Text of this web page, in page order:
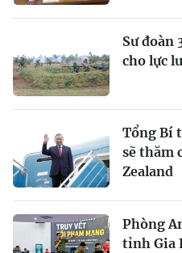
Sư đoàn
cho lực
Tổng Bí
sẽ thăm
Zealand
Phòng
tỉnh Gia